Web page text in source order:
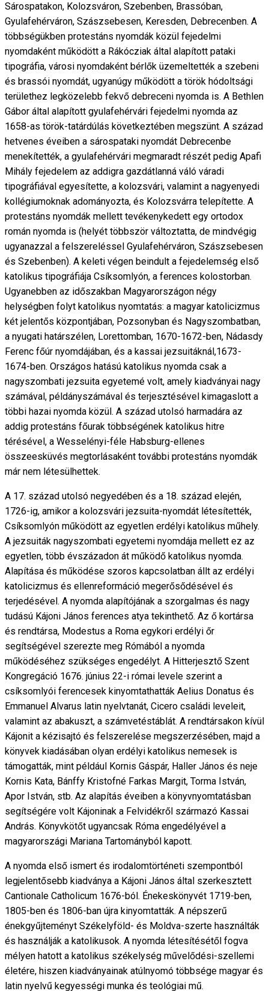
Sárospatakon, Kolozsváron, Szebenben, Brassóban,
Gyulafehérváron, Szászsebesen, Keresden, Debrecenben. A
többségükben protestáns nyomdák közül fejedelmi
nyomdaként működött a Rákócziak által alapított pataki
tipográfia, városi nyomdaként bérlők üzemeltették a szebeni
és brassói nyomdát, ugyanúgy működött a török hódoltsági
területhez legközelebb fekvő debreceni nyomda is. A Bethlen
Gábor által alapított gyulafehérvári fejedelmi nyomda az
1658-as török-tatárdúlás következtében megszünt. A század
hetvenes éveiben a sárospataki nyomdát Debrecenbe
menekítették, a gyulafehérvári megmaradt részét pedig Apafi
Mihály fejedelem az addigra gazdátlanná váló váradi
tipográfiával egyesítette, a kolozsvári, valamint a nagyenyedi
kollégiumoknak adományozta, és Kolozsvárra telepítette. A
protestáns nyomdák mellett tevékenykedett egy ortodox
román nyomda is (helyét többször változtatta, de mindvégig
ugyanazzal a felszereléssel Gyulafehérváron, Szászsebesen
és Szebenben). A keleti végen beindult a fejedelemség első
katolikus tipográfiája Csíksomlyón, a ferences kolostorban.
Ugyanebben az időszakban Magyarországon négy
helységben folyt katolikus nyomtatás: a magyar katolicizmus
két jelentős központjában, Pozsonyban és Nagyszombatban,
a nyugati határszélen, Lorettomban, 1670-1672-ben, Nádasdy
Ferenc főúr nyomdájában, és a kassai jezsuitáknál,1673-
1674-ben. Országos hatású katolikus nyomda csak a
nagyszombati jezsuita egyetemé volt, amely kiadványai nagy
számával, példányszámával és terjesztésével kimagaslott a
többi hazai nyomda közül. A század utolsó harmadára az
addig protestáns főurak többségének katolikus hitre
térésével, a Wesselényi-féle Habsburg-ellenes
összeesküvés megtorlásaként további protestáns nyomdák
már nem létesülhettek.
A 17. század utolsó negyedében és a 18. század elején,
1726-ig, amikor a kolozsvári jezsuita-nyomdát létesítették,
Csíksomlyón működött az egyetlen erdélyi katolikus műhely.
A jezsuiták nagyszombati egyetemi nyomdája mellett ez az
egyetlen, több évszázadon át működő katolikus nyomda.
Alapítása és működése szoros kapcsolatban állt az erdélyi
katolicizmus és ellenreformáció megerősődésével és
terjedésével. A nyomda alapítójának a szorgalmas és nagy
tudású Kájoni János ferences atya tekinthető. Az ő kortársa
és rendtársa, Modestus a Roma egykori erdélyi őr
segítségével szerezte meg Rómából a nyomda
működéséhez szükséges engedélyt. A Hitterjesztő Szent
Kongregáció 1676. június 22-i római levele szerint a
csíksomlyói ferencesek kinyomtathatták Aelius Donatus és
Emmanuel Alvarus latin nyelvtanát, Cicero családi leveleit,
valamint az abakuszt, a számvetéstáblát. A rendtársakon kívül
Kájonit a kézisajtó és felszerelése megszerzésében, majd a
könyvek kiadásában olyan erdélyi katolikus nemesek is
támogatták, mint például Kornis Gáspár, Haller János és neje
Kornis Kata, Bánffy Kristofné Farkas Margit, Torma István,
Apor István, stb. Az alapítás éveiben a könyvnyomtatásban
segítségére volt Kájoninak a Felvidékről származó Kassai
András. Könyvkötőt ugyancsak Róma engedélyével a
magyarországi Mariana Tartományból kapott.
A nyomda első ismert és irodalomtörténeti szempontból
legjelentősebb kiadványa a Kájoni János által szerkesztett
Cantionale Catholicum 1676-ból. Énekeskönyvét 1719-ben,
1805-ben és 1806-ban újra kinyomtatták. A népszerű
énekgyűjteményt Székelyföld- és Moldva-szerte használták
és használják a katolikusok. A nyomda létesítésétől fogva
mélyen hatott a katolikus székelység művelődési-szellemi
életére, hiszen kiadványainak atúlnyomó többsége magyar és
latin nyelvű kegyességi munka és teológiai mű.